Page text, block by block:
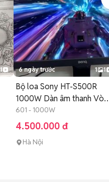
1 6 ngày trước 1 1
Bộ loa Sony HT-S500R
1000W Dàn âm thanh
5.1
601 - 1000W
4.500.000 đ
Hà Nội